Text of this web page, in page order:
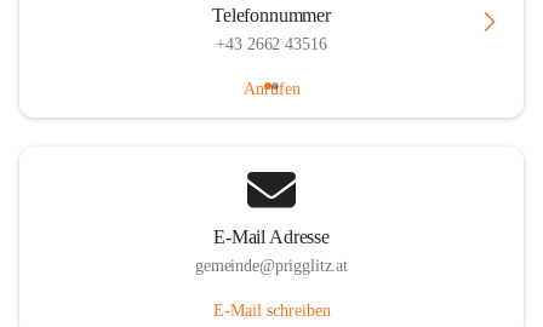
Telefonnummer
+43 2662 43516
Anrufen
E-Mail Adresse
gemeinde@prigglitz.at
E-Mail schreiben